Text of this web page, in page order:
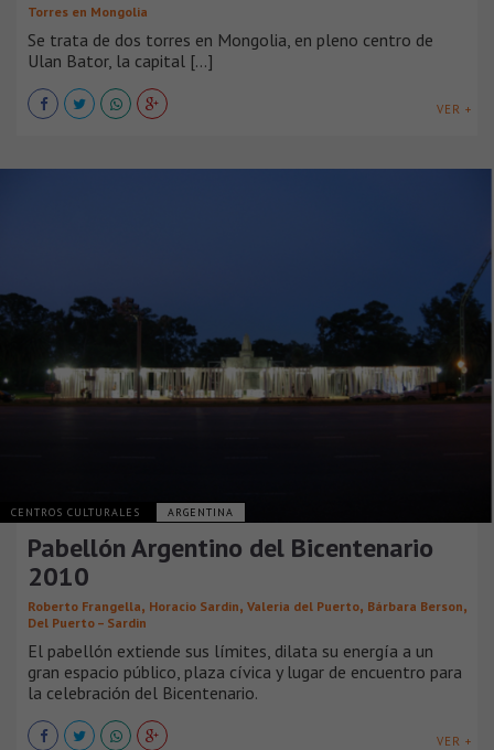
Torres en Mongolia
Se trata de dos torres en Mongolia, en pleno centro de
Ulan Bator, la capital [...]
VER +
CENTROS CULTURALES ARGENTINA
Pabellón Argentino del Bicentenario
2010
Roberto Frangella, Horacio Sardin, Valeria del Puerto, Bárbara Berson,
Del Puerto – Sardin
El pabellón extiende sus límites, dilata su energía a un
gran espacio público, plaza cívica y lugar de encuentro para
la celebración del Bicentenario.
VER +